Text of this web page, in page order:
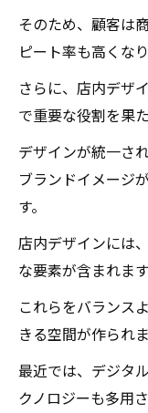
そのため、顧客は
ピート率も高くなり
さらに、店内デザ
で重要な役割を果た
デザインが統一さ
ブランドイメージ
す。
店内デザインには
な要素が含まれます
これらをバランス
きる空間が作られま
最近では、デジタ
クノロジーも多用